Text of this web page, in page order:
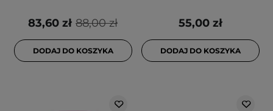
88,00 zł
83,60 zł
DODAJ DO KOSZYKA
55,00 zł
DODAJ DO KOSZYKA